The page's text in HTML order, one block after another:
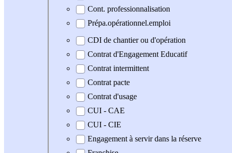
Cont. professionnalisation
Prépa.opérationnel.emploi
CDI de chantier ou d'opération
Contrat d'Engagement Educatif
Contrat intermittent
Contrat pacte
Contrat d'usage
CUI - CAE
CUI - CIE
Engagement à servir dans la réserve